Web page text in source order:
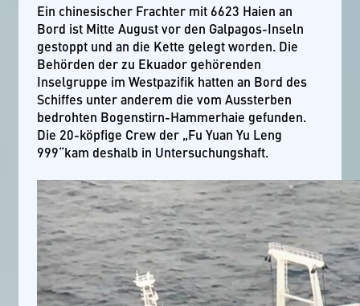
Ein chinesischer Frachter mit 6623 Haien an
Bord ist Mitte August vor den Galpagos-Inseln
gestoppt und an die Kette gelegt worden. Die
Behörden der zu Ekuador gehörenden
Inselgruppe im Westpazifik hatten an Bord des
Schiffes unter anderem die vom Aussterben
bedrohten Bogenstirn-Hammerhaie gefunden.
Die 20-köpfige Crew der „Fu Yuan Yu Leng
999“kam deshalb in Untersuchungshaft.